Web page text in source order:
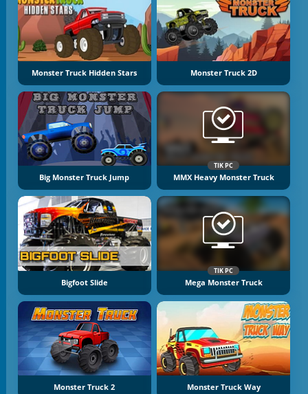
Monster Truck Hidden Stars Monster Truck 2D
Big Monster Truck Jump
TIK PC
MMX Heavy Monster Truck
Bigfoot Slide
TIK PC
Mega Monster Truck
Monster Truck 2 Monster Truck Way